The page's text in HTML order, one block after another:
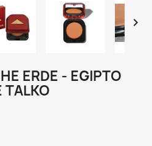

ERDE - EGIPTO
TALKO